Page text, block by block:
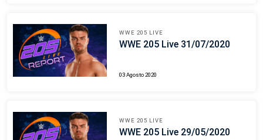
WWE 205 LIVE
WWE 205 Live 31/07/2020
03 Agosto 2020
WWE 205 LIVE
WWE 205 Live 29/05/2020